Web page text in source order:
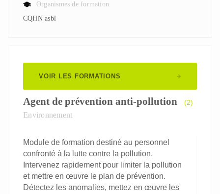
Organismes de formation
CQHN asbl
VOIR LES FORMATIONS
Agent de prévention anti-pollution (2)
Environnement
Module de formation destiné au personnel
confronté à la lutte contre la pollution.
Intervenez rapidement pour limiter la pollution
et mettre en œuvre le plan de prévention.
Détectez les anomalies, mettez en œuvre les